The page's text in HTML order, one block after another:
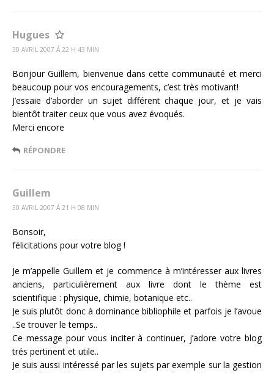
Hugues
30 AVRIL 2007 Á 22 H 43 MIN
Bonjour Guillem, bienvenue dans cette communauté et merci
beaucoup pour vos encouragements, c’est très motivant!
J’essaie d’aborder un sujet différent chaque jour, et je vais
bientôt traiter ceux que vous avez évoqués.
Merci encore
RÉPONDRE
Guillem
30 AVRIL 2007 Á 21 H 08 MIN
Bonsoir,
félicitations pour votre blog !
Je m’appelle Guillem et je commence à m’intéresser aux livres
anciens, particulièrement aux livre dont le thème est
scientifique : physique, chimie, botanique etc..
Je suis plutôt donc à dominance bibliophile et parfois je l’avoue
..Se trouver le temps..
Ce message pour vous inciter à continuer, j’adore votre blog
trés pertinent et utile..
Je suis aussi intéressé par les sujets par exemple sur la gestion